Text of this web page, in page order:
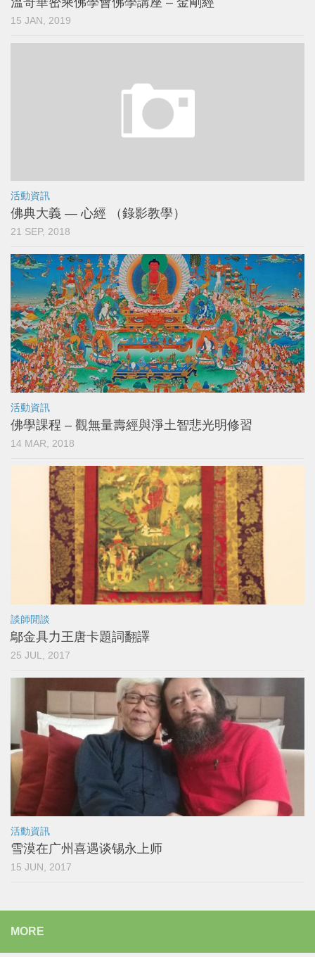
15 JAN, 2019
活動資訊
佛典大義 — 心經 （錄影教學）
21 SEP, 2018
活動資訊
佛學課程 – 觀無量壽經與淨土智悲光明修習
14 MAR, 2018
談師閒談
鄔金具力王唐卡題詞翻譯
25 JUL, 2017
活動資訊
雪漠在广州喜遇谈锡永上师
15 JUN, 2017
MORE